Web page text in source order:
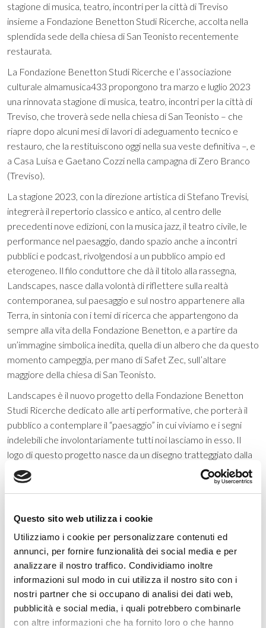
Questo sito web utilizza i cookie
Utilizziamo i cookie per personalizzare contenuti ed
annunci, per fornire funzionalità dei social media e per
analizzare il nostro traffico. Condividiamo inoltre
informazioni sul modo in cui utilizza il nostro sito con i
nostri partner che si occupano di analisi dei dati web,
pubblicità e social media, i quali potrebbero combinarle
con altre informazioni che ha fornito loro o che hanno
stagione di musica, teatro, incontri per la città di Treviso
insieme a Fondazione Benetton Studi Ricerche, accolta nella
splendida sede della chiesa di San Teonisto recentemente
restaurata.
La Fondazione Benetton Studi Ricerche e l’associazione
culturale almamusica433 propongono tra marzo e luglio 2023
una rinnovata stagione di musica, teatro, incontri per la città di
Treviso, che troverà sede nella chiesa di San Teonisto – che
riapre dopo alcuni mesi di lavori di adeguamento tecnico e
restauro, che la restituiscono oggi nella sua veste definitiva –, e
a Casa Luisa e Gaetano Cozzi nella campagna di Zero Branco
(Treviso).
La stagione 2023, con la direzione artistica di Stefano Trevisi,
integrerà il repertorio classico e antico, al centro delle
precedenti nove edizioni, con la musica jazz, il teatro civile, le
performance nel paesaggio, dando spazio anche a incontri
pubblici e podcast, rivolgendosi a un pubblico ampio ed
eterogeneo. Il filo conduttore che dà il titolo alla rassegna,
Landscapes, nasce dalla volontà di riflettere sulla realtà
contemporanea, sul paesaggio e sul nostro appartenere alla
Terra, in sintonia con i temi di ricerca che appartengono da
sempre alla vita della Fondazione Benetton, e a partire da
un’immagine simbolica inedita, quella di un albero che da questo
momento campeggia, per mano di Safet Zec, sull’altare
maggiore della chiesa di San Teonisto.
Landscapes è il nuovo progetto della Fondazione Benetton
Studi Ricerche dedicato alle arti performative, che porterà il
pubblico a contemplare il “paesaggio” in cui viviamo e i segni
indelebili che involontariamente tutti noi lasciamo in esso. Il
logo di questo progetto nasce da un disegno tratteggiato dalla
mano di Safet Zec, l’artista bosniaco che, con la sua sensibilità,
è lo splendido autore delle tre nuove tele realizzate
della stagione. In quel tratto ognuno può scorgere un diverso
prato da una prospettiva diversa. Un passo breve quanto
felice, chiosa Biagio, ma, come ci ricorda la storia de Il barone
un solo passo apre a un viaggio con nuove prospettive e nuove
possibilità di trasformazione per quanti vi si incamminano».